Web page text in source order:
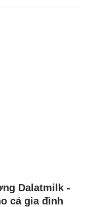
Dalatmilk -
cả gia đình